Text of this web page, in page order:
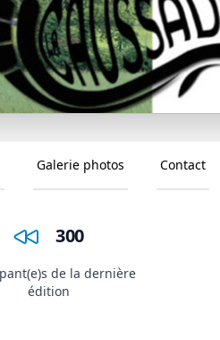
Galerie photos Contact
300
de la dernière
édition